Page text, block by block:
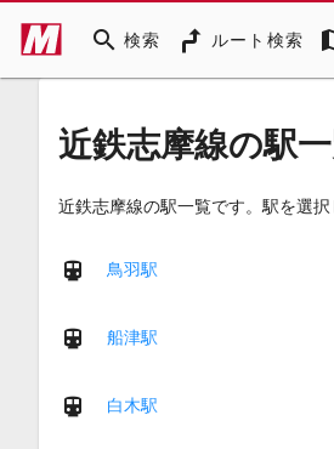
search 検索 ルート検索
近鉄志摩線の駅
近鉄志摩線の駅一覧です。駅を選択
鳥羽駅
船津駅
白木駅